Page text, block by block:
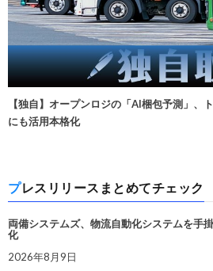
【独自】オープンロジの「AI梱包予測」、
にも活用本格化
プレスリリースまとめてチェック
両備システムズ、物流自動化システムを手
化
2026年8月9日